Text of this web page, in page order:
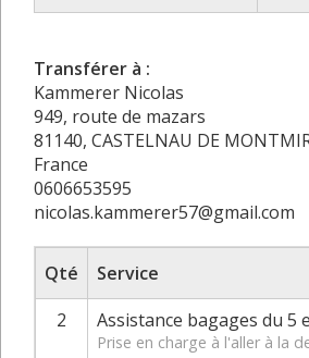
Transférer à :
Kammerer Nicolas
949, route de mazars
81140, CASTELNAU DE
France
0606653595
nicolas.kammerer57@gmail.com
Qté
Service
2
Assistance bagages du 5
Prise en charge à l'aller à la